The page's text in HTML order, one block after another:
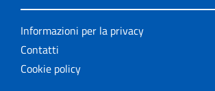
Informazioni per la privacy
Contatti
Cookie policy